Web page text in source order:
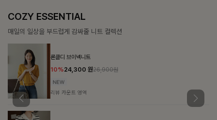
COZY ESSENTIAL
매일의 일상을 부드럽게 감싸줄 니트 컬렉션
론클디 브이넥니트
10%24,300 원26,900원
리뷰 카운트 영역